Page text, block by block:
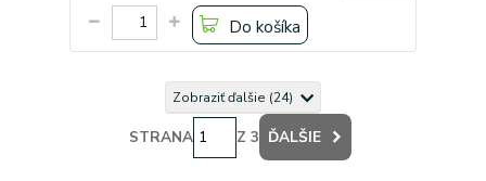
Do košíka
Zobraziť ďalšie (24)
STRANA Z 3 ĎALŠIE